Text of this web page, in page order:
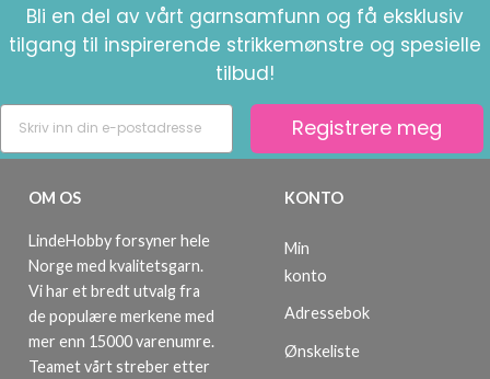
Bli en del av vårt garnsamfunn og få eksklusiv
tilgang til inspirerende strikkemønstre og spesielle
tilbud!
Registrere meg
OM OS
LindeHobby forsyner hele
Norge med kvalitetsgarn.
Vi har et bredt utvalg fra
de populære merkene med
mer enn 15000 varenumre.
Teamet vårt streber etter
KONTO
Min
konto
Adressebok
Ønskeliste